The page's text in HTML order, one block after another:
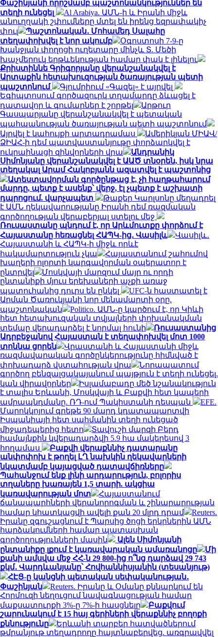
Փաշինյանի որոշմամբ պաշտոնանկություններ են
տեղի ունեցել
Al Arabiya. ԱՄՆ-ի և Իրանի միջև
անուղղակի շփումները մտել են իրենց եզրափակիչ
փուլ
Պաշտոնական․ Մոհամեդ Սալահը
տեղափոխվել է նոր ակումբ
Օգոստոսի 7-9-ը
Խանջյան փողոցի ուղետարը մինչև Տ. Մեծի
խաչմերուկ երթևեկության համար փակ է լինելու
Քրիստիննե Գրիգորյանը վերանշանակվել է
Արտաքին հետախուզության ծառայության պետի
պաշտոնում
Գյումրիում «Գազել» է այրվել
Եգիպտոսում գործազուրկ տղամարդը ձևացել է
դատավոր և գումարներ է շորթել
Արթուր
Գասպարյանը վերանշանակվել է պետական
պահպանության ծառայության պետի պաշտոնում
Այրվել է կահույքի արտադրամաս
Ամերիկյան ՄԻԱՎ/
ՁԻԱՀ-ի դեմ պատվաստանյութը փորձարկվել է
ուկրաինացի զինվորների վրա
Անդրանիկ
Սիմոնյանը վերանշանակվել է ԱԱԾ տնօրեն, իսկ նրա
տեղակալ Արամ Հակոբյանն ազատվել է պաշտոնից
Ատեստավորման գործընթաց է, չի հաղթահարում
մարդը, պետք է ասենք՝ վերջ, էլ չպետք է աշխատի
դպրոցում. վարչապետ
Թաքեր Կարլսոնը մեղադրել
է ԱՄՆ ղեկավարությանը Իրանի դեմ ռազմական
գործողության վերաբերյալ ստելու մեջ
Ռուսաստանը պնդում է, որ Արևմուտքը փորձում է
Հայաստանը հեռացնել ՀԱՊԿ-ից․ Վասիլև
Վասիլև․
Հայաստանի և ՀԱՊԿ-ի միջև որևէ
հակամարտություն չկա
Հայաստանում շահումով
խաղերի ոլորտի կարգավորման օպերատոր է
ընտրվել
Մոսկվայի մարզում մայր ու որդի
ընտանիքի մյուս երեխաների աչքի առաջ
պատուհանից դուրս են ընկել
UFC-ն հաստատել է
Արման Ծառուկյանի նոր մենամարտի օրը.
պաշտոնական
Politico. ԱՄՆ-ը կարծում է, որ Կիևի
հետ հետախուզական տվյալների փոխանակման
տեմպը վերադարձել է նորմալ հունի
Ռուսաստանից
Ադրբեջանով Հայաստան է տեղափոխվել մոտ 1000
տոննա ցորեն
Վրաստանի և Հայաստանի միջև
ռազմավարական գործընկերությունը հիմնված է
փոխադարձ վստահության վրա
Նորապատում
գործող բենզալցակայանում պայթյուն է տեղի ունեցել.
կան վիրավորներ
Իսլամաբադը մեծ նշանակություն
է տալիս Երևանի, Մոսկվայի և Բաքվի հետ կապերի
ամրապնդմանը. ՌԴ-ում Պակիստանի դեսպան
EFE.
Մարոկկոյում գրեթե 90 մարդ կդատապարտվի
Իսպանիայի հետ սահմանին տեղի ունեցած
միջադեպերից հետո
Տավուշի մարզի Բերդ
համայնքին կվերադարձվի 5.9 հա մակերեսով 3
հողամաս
Բաքվի վերաքննիչ դատարանը
անփոփոխ է թողել ԼՂ նախկին ղեկավարների
նկատմամբ կայացված դատավճիռները
Պահանջում ենք լինի արդարություն, բոլորիս
տղաները խառայեն 1,5 տարի. ակցիա
կառավարության մոտ
Հայաստանում
ճանապարհների վերանորոգման և շինարարության
համար կհատկացվի ավելի քան 20 մլրդ դրամ
Reuters.
Իրանը զգուշացնում է Պարսից ծոցի երկրներին ԱՄՆ
հարձակումների համար պատասխան
գործողությունների մասին
Ալեն Սիմոնյանի
ընտանիքը լքում է կառավարական ամառանոցը
Մի
քանի ամսվա մեջ ՀՀ-ն 29 800-ից ո՞նց դարձավ 29 743
քկմ․ Վարդևանյանը՝ Հովհաննիսյանին (տեսանյութ)
ՀԷՑ-ը կանցնի պետական սեփականության․
Փաշինյան
Reuters. Իրանը և Օմանը քննարկում են
Հորմուզի նեղուցում նավագնացության համար
մաքսատուրքի 3%-ը 7%-ի հասցնելը
Բաքվում
շարունակում է 15 հայ գերիների վերաքննիչ բողոքի
քննությունը
Երևանի տարբեր հատվածներում
թմրանյութ տեղադրողը հայտնաբերվեց. առգրավվել